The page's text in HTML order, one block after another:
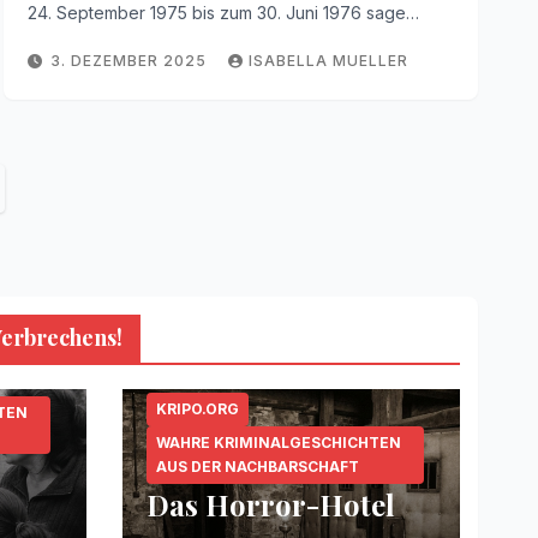
24. September 1975 bis zum 30. Juni 1976 sage…
3. DEZEMBER 2025 ISABELLA MUELLER
KRIPO.ORG
WAHRE KRIMINALGESCHICHTEN
AUS DER NACHBARSCHAFT
Das Horror-Hotel